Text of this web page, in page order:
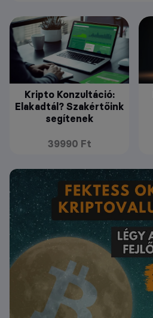
Kripto Konzultáció:
Elakadtál? Szakértőink
segítenek
39990 Ft